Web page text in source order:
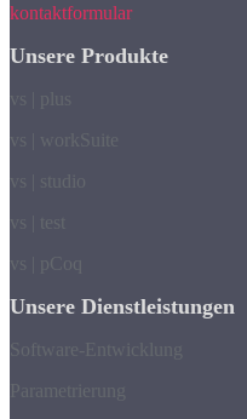
kontaktformular
Unsere Produkte
vs | plus
vs | workSuite
vs | studio
vs | test
vs | pCoq
Unsere Dienstleistungen
Software-Entwicklung
Parametrierung